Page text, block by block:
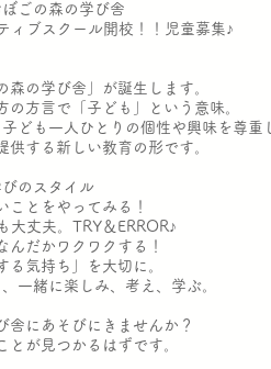
ごの森の学び舎
ィブスクール開校！！児童募集♪
森の学び舎」が誕生します。
の方言で「子ども」という意味。
ども一人ひとりの個性や興味を尊重
供する新しい教育の形です。
びのスタイル
ことをやってみる！
大丈夫。TRY＆ERROR♪
んだかワクワクする！
る気持ち」を大切に。
一緒に楽しみ、考え、学ぶ。
舎にあそびにきませんか？
とが見つかるはずです。